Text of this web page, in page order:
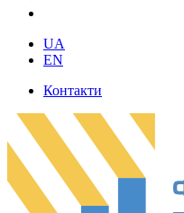
UA
EN
Контакти